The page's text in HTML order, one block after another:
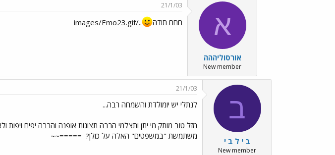
א
אורסוליההה
New member
21/1/03
חחח תודה ../images/Emo23.gif
ב
ב י ל ב י
New member
21/1/03
לנתלי יש יומולדת והשמחה רבה...
מזל טוב מותק מי יתן ותצלמי הרבה תצוגות אופנה והרבה יפים
משתמשת "במשפטים" האלה על כולן? =====~~